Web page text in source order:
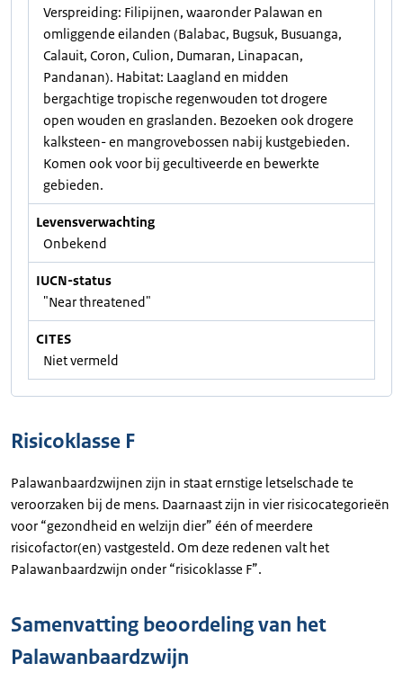
Verspreiding: Filipijnen, waaronder Palawan en
omliggende eilanden (Balabac, Bugsuk, Busuanga,
Calauit, Coron, Culion, Dumaran, Linapacan,
Pandanan). Habitat: Laagland en midden
bergachtige tropische regenwouden tot drogere
open wouden en graslanden. Bezoeken ook drogere
kalksteen- en mangrovebossen nabij kustgebieden.
Komen ook voor bij gecultiveerde en bewerkte
gebieden.
Levensverwachting
Onbekend
IUCN-status
"Near threatened"
CITES
Niet vermeld
Risicoklasse F
Palawanbaardzwijnen zijn in staat ernstige letselschade te
veroorzaken bij de mens. Daarnaast zijn in vier risicocategorieën
voor “gezondheid en welzijn dier” één of meerdere
risicofactor(en) vastgesteld. Om deze redenen valt het
Palawanbaardzwijn onder “risicoklasse F”.
Samenvatting beoordeling van het
Palawanbaardzwijn